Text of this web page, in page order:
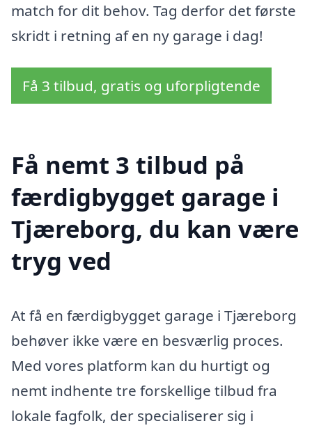
match for dit behov. Tag derfor det første
skridt i retning af en ny garage i dag!
Få 3 tilbud, gratis og uforpligtende
Få nemt 3 tilbud på
færdigbygget garage i
Tjæreborg, du kan være
tryg ved
At få en færdigbygget garage i Tjæreborg
behøver ikke være en besværlig proces.
Med vores platform kan du hurtigt og
nemt indhente tre forskellige tilbud fra
lokale fagfolk, der specialiserer sig i